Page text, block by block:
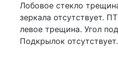
Лобовое стекло
зеркала отсутствует.
левое трещина. Угол
Подкрылок отсутствует.